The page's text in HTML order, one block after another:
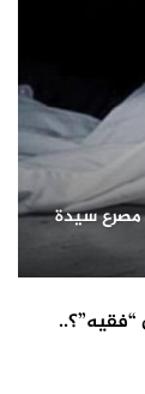
مصرع سيدة